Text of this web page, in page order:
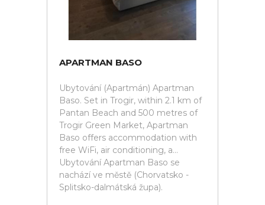
APARTMAN BASO
Ubytování (Apartmán) Apartman
Baso. Set in Trogir, within 2.1 km of
Pantan Beach and 500 metres of
Trogir Green Market, Apartman
Baso offers accommodation with
free WiFi, air conditioning, a...
Ubytování Apartman Baso se
nachází ve městě (Chorvatsko -
Splitsko-dalmátská župa).